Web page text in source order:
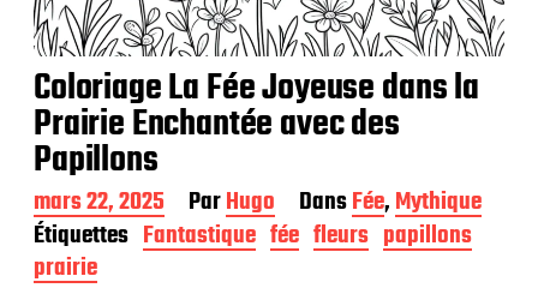
Coloriage La Fée Joyeuse dans la
Prairie Enchantée avec des
Papillons
D
a
t
e
mars 22, 2025 ParHugo DansFée,Mythique
Étiquettes Fantastique fée fleurs papillons
prairie